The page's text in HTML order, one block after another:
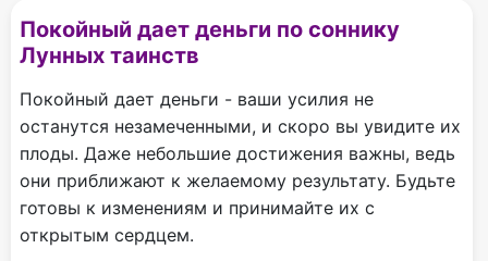
Покойный дает деньги по соннику
Лунных таинств
Покойный дает деньги - ваши усилия не
останутся незамеченными, и скоро вы увидите их
плоды. Даже небольшие достижения важны, ведь
они приближают к желаемому результату. Будьте
готовы к изменениям и принимайте их с
открытым сердцем.